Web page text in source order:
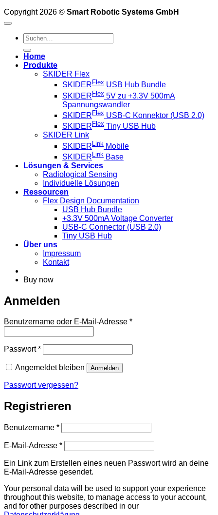
Copyright 2026 © Smart Robotic Systems GmbH
Suche
nach:
Home
Produkte
SKIDER Flex
SKIDER Flex USB Hub Bundle
SKIDERFlex 5V zu +3.3V 500mA
Spannungswandler
SKIDERFlex USB-C Konnektor (USB 2.0)
SKIDER Flex Tiny USB Hub
SKIDER Link
SKIDERLink Mobile
SKIDERLink Base
Lösungen & Services
Radiological Sensing
Individuelle Lösungen
Ressourcen
Flex Design Documentation
USB Hub Bundle
+3.3V 500mA Voltage Converter
USB-C Connector (USB 2.0)
Tiny USB Hub
Über uns
Impressum
Kontakt
Buy now
Anmelden
Benutzername oder E-Mail-Adresse *Erforderlich
Passwort*Erforderlich
Angemeldet bleiben Anmelden
Passwort vergessen?
Registrieren
Benutzername *Erforderlich
E-Mail-Adresse *Erforderlich
Ein Link zum Erstellen eines neuen Passwort wird an deine
E-Mail-Adresse gesendet.
Your personal data will be used to support your experience
throughout this website, to manage access to your account,
and for other purposes described in our